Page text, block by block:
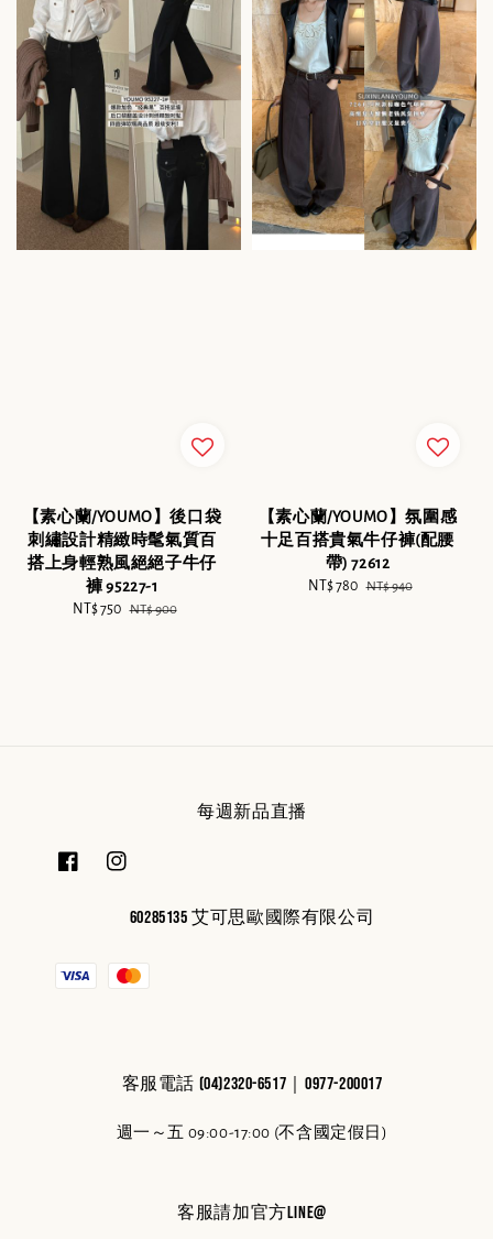
【素心蘭/YOUMO】後口袋
刺繡設計精緻時髦氣質百
搭上身輕熟風絕絕子牛仔
褲 95227-1
Sale
NT$ 750 Regular
NT$ 900
【素心蘭/YOUMO】氛圍感
十足百搭貴氣牛仔褲(配腰
帶) 72612
Sale
NT$ 780 Regular
NT$ 940
每週新品直播
60285135 艾可思歐國際有限公司
客服電話 (04)2320-6517｜0977-200017
週一～五 09:00-17:00 (不含國定假日)
客服請加官方line@